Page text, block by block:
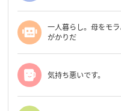
一人暮らし。母をモ
がかりだ
気持ち悪いです。